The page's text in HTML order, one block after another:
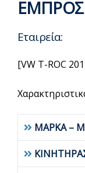
ΕΜΠΡΟΣ
Εταιρεία:
[VW T-ROC
ΜΑΡΚΑ –